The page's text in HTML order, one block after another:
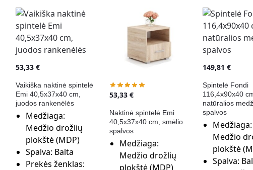
53,33 €
Vaikiška naktinė spintelė
Emi 40,5x37x40 cm,
juodos rankenėlės
Medžiaga:
Medžio drožlių
plokštė (MDP)
Spalva: Balta
Prekės ženklas:
53,33 €
Naktinė spintelė Emi
40,5x37x40 cm, smėlio
spalvos
Medžiaga:
Medžio drožlių
plokštė (MDP)
149,81€
Spintelė Fondi
116,4x90x40
natūralios
spalvos
Medžiaga:
Medžio
plokštė
Spalva: